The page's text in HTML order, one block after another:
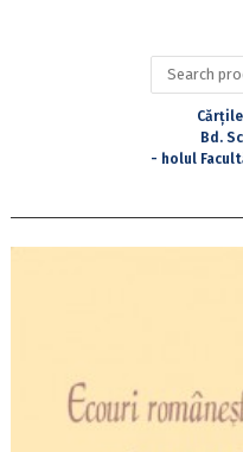
Search
for:
Bd.
- holul